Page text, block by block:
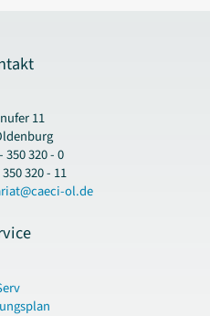
11
350 320 - 0
320 - 11
ol.de